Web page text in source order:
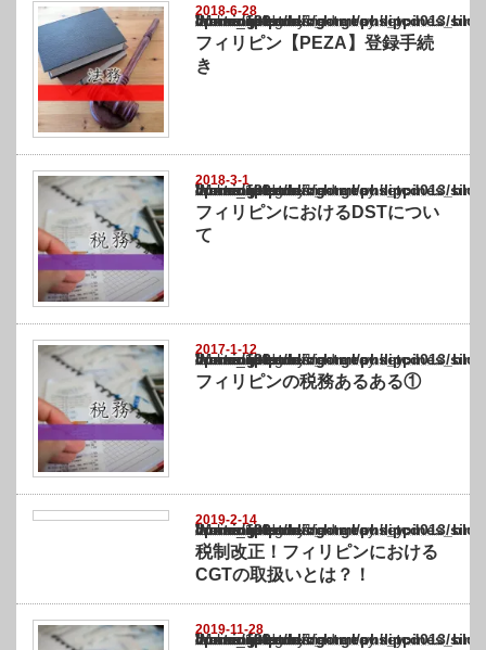
2018-6-28
Warning
: Undefined array key "show_category" in
/home/netst/kuno-cpa.co.jp/public_html/philippines_blog/wp-content/themes/
on line183
フィリピン【PEZA】登録手続
き
2018-3-1
Warning
: Undefined array key "show_category" in
/home/netst/kuno-cpa.co.jp/public_html/philippines_blog/wp-content/themes/
on line183
フィリピンにおけるDSTについ
て
2017-1-12
Warning
: Undefined array key "show_category" in
/home/netst/kuno-cpa.co.jp/public_html/philippines_blog/wp-content/themes/
on line183
フィリピンの税務あるある①
2019-2-14
Warning
: Undefined array key "show_category" in
/home/netst/kuno-cpa.co.jp/public_html/philippines_blog/wp-content/themes/
on line183
税制改正！フィリピンにおける
CGTの取扱いとは？！
2019-11-28
Warning
: Undefined array key "show_category" in
/home/netst/kuno-cpa.co.jp/public_html/philippines_blog/wp-content/themes/
on line183